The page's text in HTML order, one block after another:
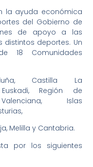
la ayuda económica
del Gobierno de
de apoyo a las
deportes. Un
18 Comunidades
Castilla La
Región de
Islas
Melilla y Cantabria.
por los siguientes